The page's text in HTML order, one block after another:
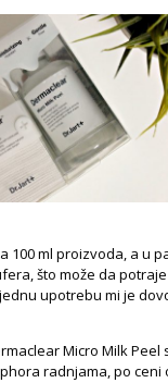
100 ml proizvoda, a u
što može da
upotrebu mi je
Micro Milk Peel
radnjama, po ceni